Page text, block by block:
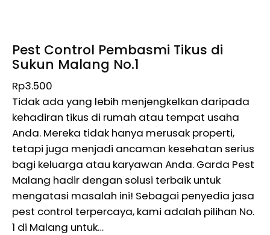
Pest Control Pembasmi Tikus di
Sukun Malang No.1
Rp3.500
Tidak ada yang lebih menjengkelkan daripada
kehadiran tikus di rumah atau tempat usaha
Anda. Mereka tidak hanya merusak properti,
tetapi juga menjadi ancaman kesehatan serius
bagi keluarga atau karyawan Anda. Garda Pest
Malang hadir dengan solusi terbaik untuk
mengatasi masalah ini! Sebagai penyedia jasa
pest control terpercaya, kami adalah pilihan No.
1 di Malang untuk…